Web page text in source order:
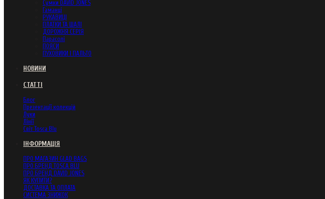
Сумки DAVID JONES
Гаманці
РУКАВИЦІ
ПЛАТКИ ТА ШАЛІ
ДОРОЖНЯ СЕРІЯ
Парасолі
ПОЯСИ
ПУХОВИКИ І ПАЛЬТО
НОВИНИ
СТАТТІ
Блог
Презентації колекцій
Луки
Лінії
Світ Tosca Blu
ІНФОРМАЦІЯ
ПРО МАГАЗИН GLAD BAGS
ПРО БРЕНД TOSCA BLU
ПРО БРЕНД DAVID JONES
ЯК КУПИТИ?
ДОСТАВКА ТА ОПЛАТА
СИСТЕМА ЗНИЖОК